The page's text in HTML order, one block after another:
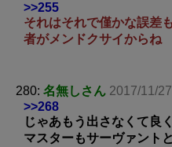
>>255
それはそれで僅かな誤差
者がメンドクサイからね
280: 名無しさん 2017/11/
>>268
じゃあもう出さなくて良
マスターもサーヴァント